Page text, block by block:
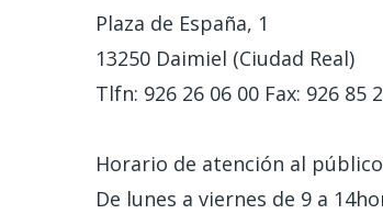
a
la
navegación
Plaza de España, 1
13250 Daimiel (Ciudad Real)
Tlfn: 926 26 06 00 Fax: 926 85
Horario de atención al
De lunes a viernes de 9 a